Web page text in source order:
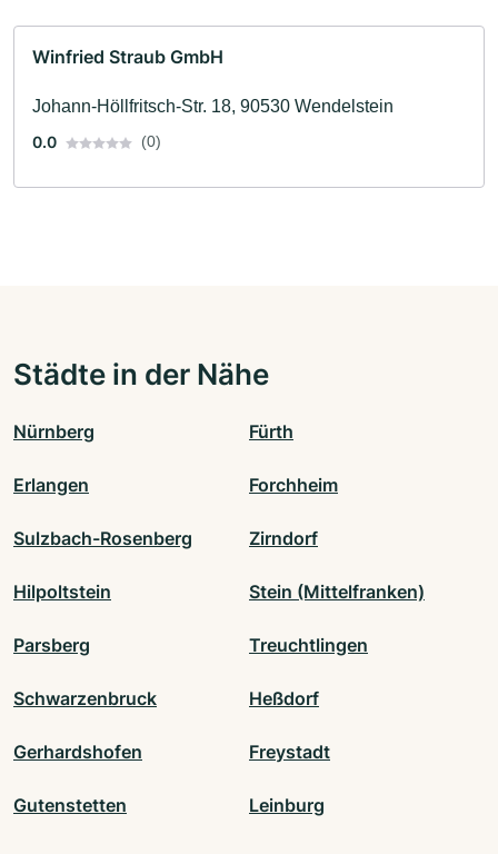
Winfried Straub GmbH
Johann-Höllfritsch-Str. 18, 90530 Wendelstein
0.0
(0)
Städte in der Nähe
Nürnberg Fürth
Erlangen Forchheim
Sulzbach-Rosenberg Zirndorf
Hilpoltstein Stein (Mittelfranken)
Parsberg Treuchtlingen
Schwarzenbruck Heßdorf
Gerhardshofen Freystadt
Gutenstetten Leinburg